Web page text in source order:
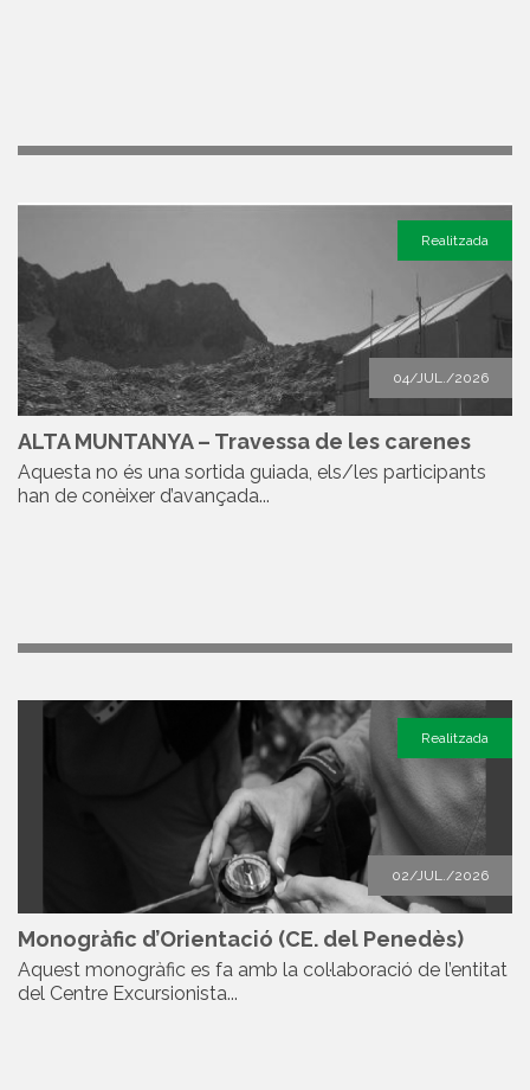
04/JUL./2026
Realitzada
ALTA MUNTANYA – Travessa de les carenes
Aquesta no és una sortida guiada, els/les participants
han de conèixer d’avançada...
02/JUL./2026
Realitzada
Monogràfic d’Orientació (CE. del Penedès)
Aquest monogràfic es fa amb la col·laboració de l’entitat
del Centre Excursionista...